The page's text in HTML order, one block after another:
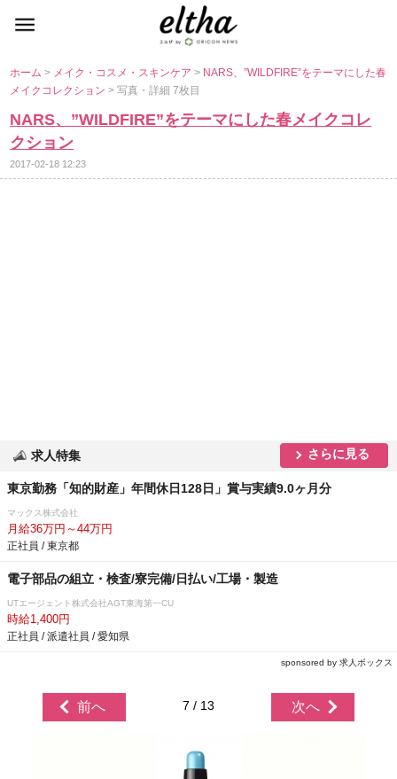
ホーム> メイク・コスメ・スキンケア> NARS、”WILDFIRE”をテーマにした春
メイクコレクション> 写真・詳細 7枚目
NARS、”WILDFIRE”をテーマにした春メイクコレ
クション
2017-02-18 12:23
求人特集 さらに見る
東京勤務「知的財産」年間休日128日」賞与実績9.0ヶ月分
マックス株式会社
月給36万円～44万円
正社員 / 東京都
電子部品の組立・検査/寮完備/日払い/工場・製造
UTエージェント株式会社AGT東海第一CU
時給1,400円
正社員 / 派遣社員 / 愛知県
sponsored by 求人ボックス
前へ 7 / 13 次へ